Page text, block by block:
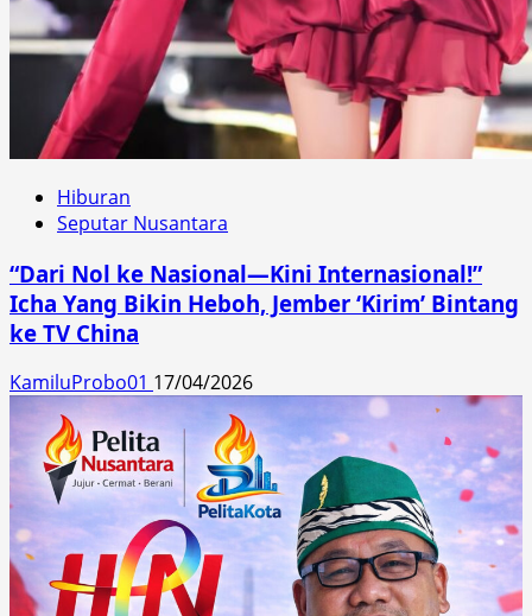
Hiburan
Seputar Nusantara
“Dari Nol ke Nasional—Kini Internasional!”
Icha Yang Bikin Heboh, Jember ‘Kirim’ Bintang
ke TV China
KamiluProbo01 17/04/2026